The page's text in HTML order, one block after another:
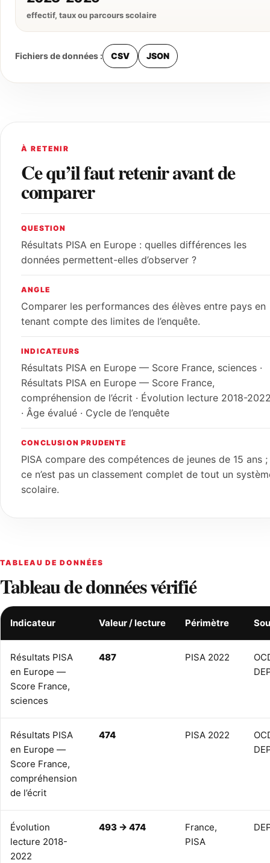
effectif, taux ou parcours scolaire
Fichiers de données : CSV JSON
À RETENIR
Ce qu’il faut retenir avant de
comparer
QUESTION
Résultats PISA en Europe : quelles différences les
données permettent-elles d’observer ?
ANGLE
Comparer les performances des élèves entre pays en
tenant compte des limites de l’enquête.
INDICATEURS
Résultats PISA en Europe — Score France, sciences ·
Résultats PISA en Europe — Score France,
compréhension de l’écrit · Évolution lecture 2018-
· Âge évalué · Cycle de l’enquête
CONCLUSION PRUDENTE
PISA compare des compétences de jeunes de 15 ans ;
ce n’est pas un classement complet de tout un
scolaire.
TABLEAU DE DONNÉES
Tableau de données vérifié
Indicateur Valeur / lecture Périmètre
Résultats PISA
en Europe —
Score France,
sciences
487 PISA 2022
Résultats PISA
en Europe —
Score France,
compréhension
de l’écrit
474 PISA 2022
Évolution
lecture 2018-
2022
493 → 474
France,
PISA